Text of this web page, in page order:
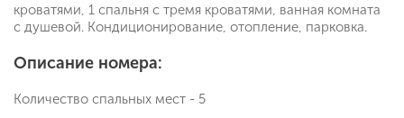
кроватями, 1 спальня с тремя кроватями, ванная комната
с душевой. Кондиционирование, отопление, парковка.
Описание номера:
Количество спальных мест - 5